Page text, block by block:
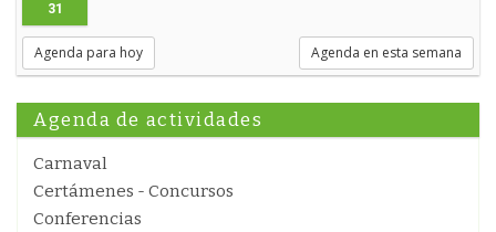
31
Agenda para hoy Agenda en esta semana
Agenda de actividades
Carnaval
Certámenes - Concursos
Conferencias